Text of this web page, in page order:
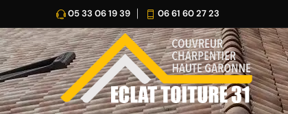
05 33 06 19 39 06 61 60 27 23